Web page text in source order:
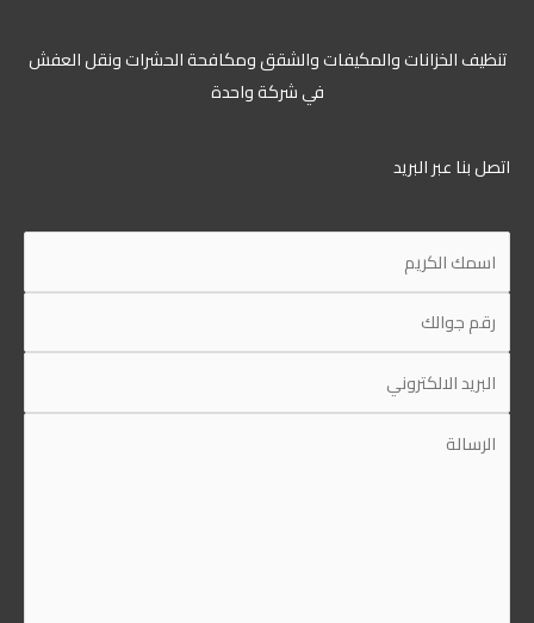
الخزانات والمكيفات والشقق ومكافحة الحشرات ونقل العفش
في شركة واحدة
بنا عبر البريد